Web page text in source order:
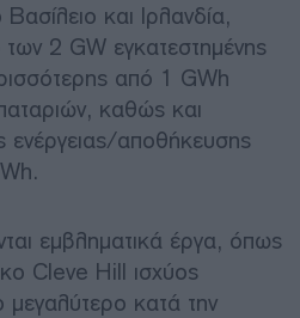
και Ιρλανδία,
2 GW εγκατεστημένης
από 1 GWh
καθώς και
ενέργειας/αποθήκευσης
εμβληματικά έργα, όπως
Cleve Hill ισχύος
κατά την